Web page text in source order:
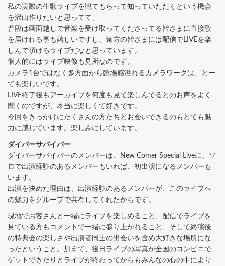
私の実際の生歌ライブを観てもらって知っていただくという機会
を沢山作りたいと思ってて、
普段は画面越しで音楽を受け取ってくださってる皆さまに直接歌
を届けれる事も嬉しいですし、遠方の皆さまには配信でLIVEを楽
しんで頂けるライブだなと思っています。
個人的にはライブ映像も見所なのです。
カメラ1台ではなく多方面から臨場感溢れるカメラワークは、とー
ても楽しいです。
LIVE終了後もアーカイブを何度も見て楽しんでるとのお声をよく
聞くのですが、本当に楽しくて好きです。
今回をきっかけにたくさんの方たちとお会いできるのもとても魅
力に感じています。楽しみにしています。
ダイバーサバイバー
ダイバーサバイバーのメンバーは、New Comer Special Liveに、ソ
ロで出演経験のあるメンバーもいれば、初出演になるメンバーも
います。
出演を決めた理由は、出演経験のあるメンバーが、このライブへ
の魅力をグループで共有してくれたからです。
現地でお客さんと一緒にライブを楽しめること、配信でライブを
見ている方もコメントで一緒に盛り上がれること、そして終演後
の特典会の楽しさや出演者同士の出会いを含め大好きな場所にな
ったということ。加えて、後日ライブの写真が全国のコンビニで
ゲットできたりとライブが終わってからもみんなの心の中により